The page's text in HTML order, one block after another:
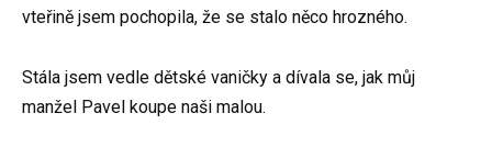
vteřině jsem pochopila, že se stalo něco hrozného.
Stála jsem vedle dětské vaničky a dívala se, jak můj
manžel Pavel koupe naši malou.